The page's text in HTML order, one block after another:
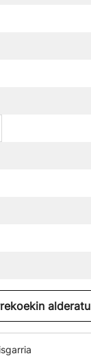
alderatu